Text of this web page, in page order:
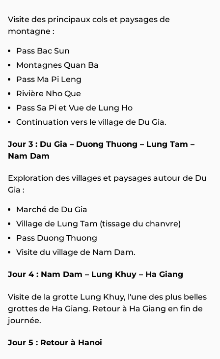
Visite des principaux cols et paysages de
montagne :
Pass Bac Sun
Montagnes Quan Ba
Pass Ma Pi Leng
Rivière Nho Que
Pass Sa Pi et Vue de Lung Ho
Continuation vers le village de Du Gia.
Jour 3 : Du Gia – Duong Thuong – Lung Tam –
Nam Dam
Exploration des villages et paysages autour de Du
Gia :
Marché de Du Gia
Village de Lung Tam (tissage du chanvre)
Pass Duong Thuong
Visite du village de Nam Dam.
Jour 4 : Nam Dam – Lung Khuy – Ha Giang
Visite de la grotte Lung Khuy, l'une des plus belles
grottes de Ha Giang. Retour à Ha Giang en fin de
journée.
Jour 5 : Retour à Hanoi